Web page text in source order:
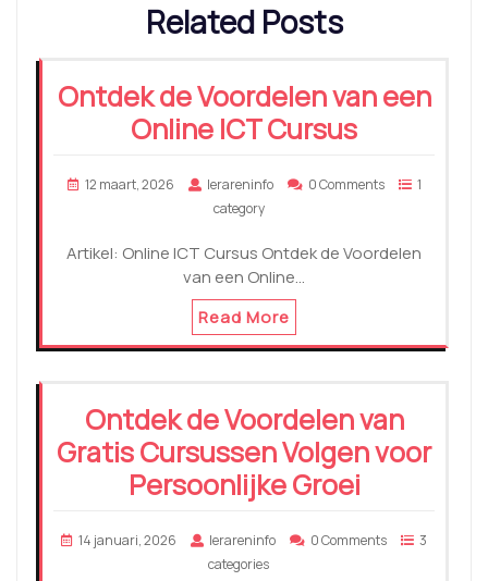
Related Posts
Ontdek de Voordelen van een
Online ICT Cursus
12 maart, 2026 lerareninfo 0 Comments
1
category
Artikel: Online ICT Cursus Ontdek de Voordelen
van een Online…
Read More
Ontdek de Voordelen van
Gratis Cursussen Volgen voor
Persoonlijke Groei
14 januari, 2026 lerareninfo 0 Comments
3
categories